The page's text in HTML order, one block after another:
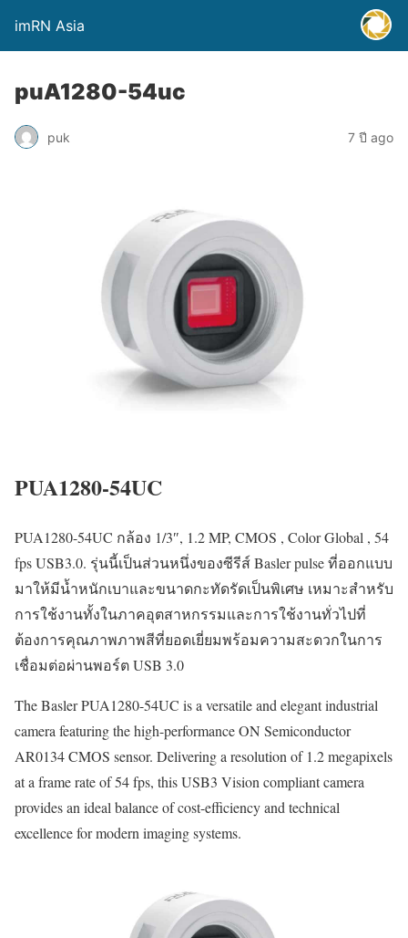
imRN Asia
puA1280-54uc
puk 7 ปี ago
PUA1280-54UC
PUA1280-54UC กล้อง 1/3″, 1.2 MP, CMOS , Color Global , 54
fps USB3.0. รุ่นนี้เป็นส่วนหนึ่งของซีรีส์ Basler pulse ที่ออกแบบ
มาให้มีน้ำหนักเบาและขนาดกะทัดรัดเป็นพิเศษ เหมาะสำหรับ
การใช้งานทั้งในภาคอุตสาหกรรมและการใช้งานทั่วไปที่
ต้องการคุณภาพภาพสีที่ยอดเยี่ยมพร้อมความสะดวกในการ
เชื่อมต่อผ่านพอร์ต USB 3.0
The Basler PUA1280-54UC is a versatile and elegant industrial
camera featuring the high-performance ON Semiconductor
AR0134 CMOS sensor. Delivering a resolution of 1.2 megapixels
at a frame rate of 54 fps, this USB3 Vision compliant camera
provides an ideal balance of cost-efficiency and technical
excellence for modern imaging systems.